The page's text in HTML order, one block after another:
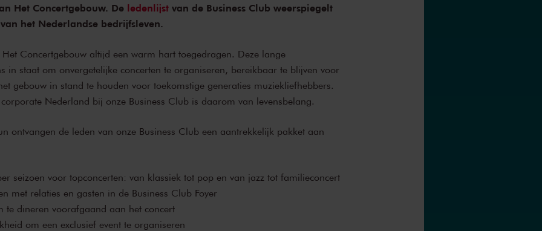
Het Concertgebouw. De ledenlijstvan de Business Club weerspiegelt
het Nederlandse bedrijfsleven.
Concertgebouw altijd een warm hart toegedragen. Deze lange
in staat om onvergetelijke concerten te organiseren, bereikbaar te blijven voor
gebouw in stand te houden voor toekomstige generaties muziekliefhebbers.
Nederland bij onze Business Club is daarom van levensbelang.
ontvangen de leden van onze Business Club een aantrekkelijk pakket aan
seizoen voor topconcerten: van klassiek tot pop en van jazz tot familieconcert
met relaties en gasten in de Business Club Foyer
te dineren voorafgaand aan het concert
om een exclusief event te organiseren